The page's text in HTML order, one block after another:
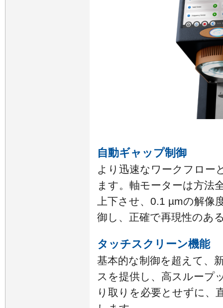
自動ギャップ制御
より迅速なワークフロー
ます。軸モーターは方法
上下させ、0.1 µmの解
御し、正確で再現性のあ
タッチスクリーン機能
基本的な制御を超えて、
スを提供し、高スループ
り取りを必要とせずに、